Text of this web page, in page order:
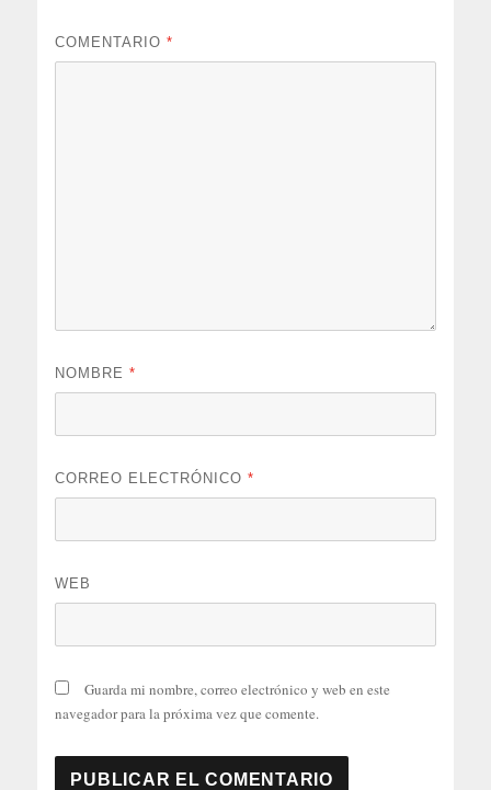
COMENTARIO*
NOMBRE*
CORREO ELECTRÓNICO*
WEB
Guarda mi nombre, correo electrónico y web en este
navegador para la próxima vez que comente.